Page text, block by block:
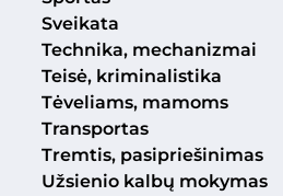
Sveikata
Technika, mechanizmai
Teisė, kriminalistika
Tėveliams, mamoms
Transportas
Tremtis, pasipriešinimas
Užsienio kalbų mokymas